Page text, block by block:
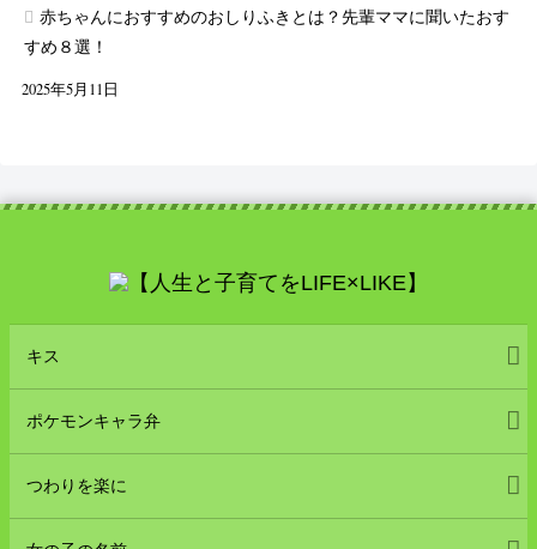
赤ちゃんにおすすめのおしりふきとは？先輩ママに聞いたおす
すめ８選！
2025年5月11日
キス
ポケモンキャラ弁
つわりを楽に